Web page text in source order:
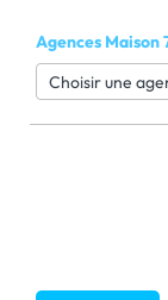
Agences Maison